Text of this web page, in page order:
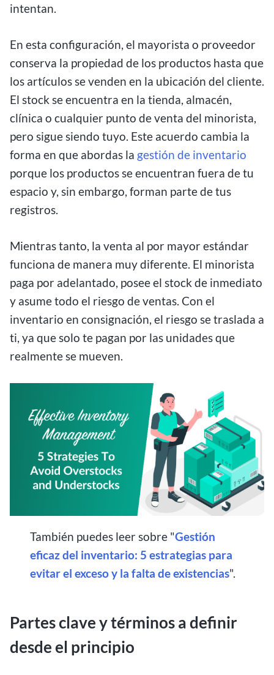
intentan.
En esta configuración, el mayorista o proveedor
conserva la propiedad de los productos hasta que
los artículos se venden en la ubicación del cliente.
El stock se encuentra en la tienda, almacén,
clínica o cualquier punto de venta del minorista,
pero sigue siendo tuyo. Este acuerdo cambia la
forma en que abordas la gestión de inventario
porque los productos se encuentran fuera de tu
espacio y, sin embargo, forman parte de tus
registros.
Mientras tanto, la venta al por mayor estándar
funciona de manera muy diferente. El minorista
paga por adelantado, posee el stock de inmediato
y asume todo el riesgo de ventas. Con el
inventario en consignación, el riesgo se traslada a
ti, ya que solo te pagan por las unidades que
realmente se mueven.
También puedes leer sobre "Gestión
eficaz del inventario: 5 estrategias para
evitar el exceso y la falta de existencias".
Partes clave y términos a definir
desde el principio